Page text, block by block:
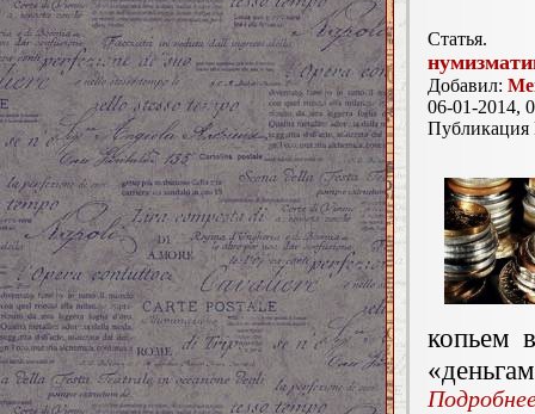
Статья.
Добавил:
06-01-2014,
копьем